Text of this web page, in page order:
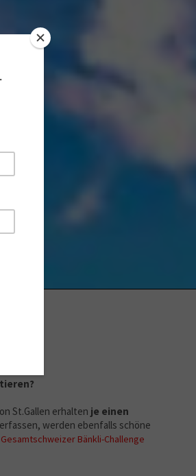
St.Gallen erhalten je einen
werden ebenfalls schöne
Gesamtschweizer Bänkli-Challenge